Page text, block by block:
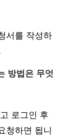
서를 작성하
방법은 무엇
로그인 후
청하면 됩니